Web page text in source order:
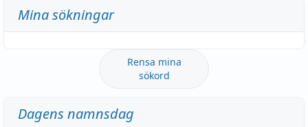
Mina sökningar
Rensa mina
sökord
Dagens namnsdag